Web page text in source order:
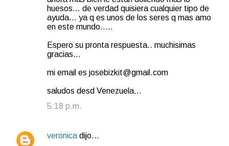
huesos... de verdad quisiera cualquier tipo de
ayuda... ya q es unos de los seres q mas amo
en este mundo.....
Espero su pronta respuesta.. muchisimas
gracias...
mi email es josebizkit@gmail.com
saludos desd Venezuela...
5:18 p.m.
veronica dijo…